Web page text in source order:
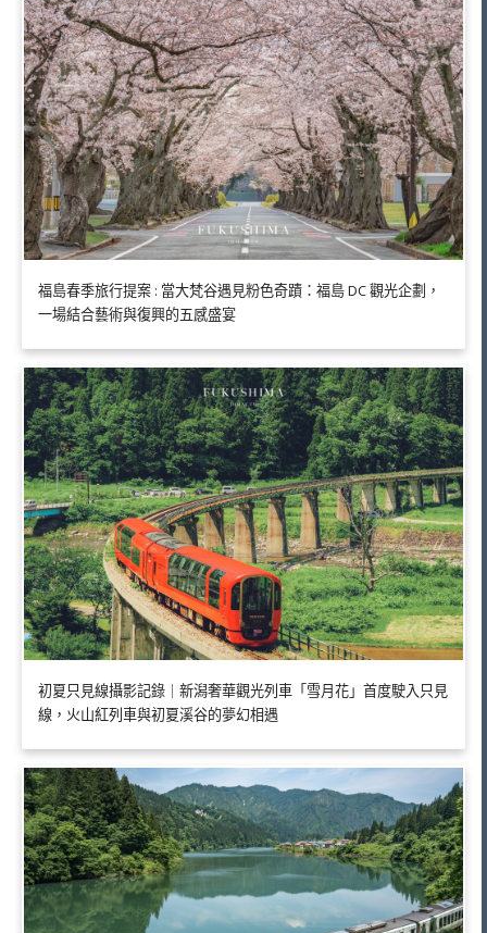
福島春季旅行提案 : 當大梵谷遇見粉色奇蹟：福島 DC 觀光企劃，
一場結合藝術與復興的五感盛宴
初夏只見線攝影記錄｜新潟奢華觀光列車「雪月花」首度駛入只見
線，火山紅列車與初夏溪谷的夢幻相遇